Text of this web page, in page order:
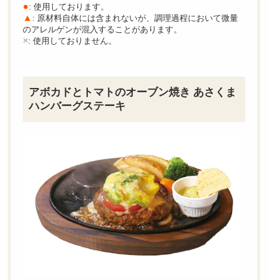
●: 使用しております。
▲ : 原材料自体には含まれないが、調理過程において微量
のアレルゲンが混入することがあります。
×: 使用しておりません。
アボカドとトマトのオーブン焼き あさくま
ハンバーグステーキ